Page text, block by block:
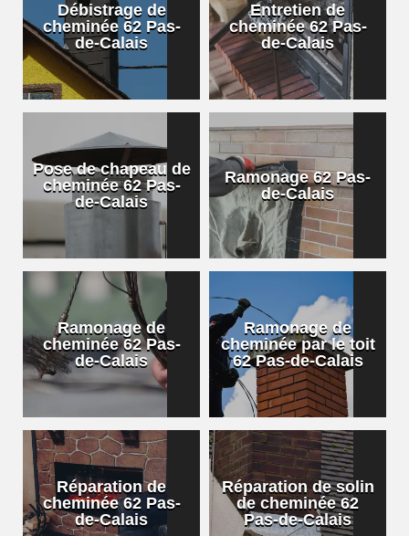
Débistrage de
cheminée 62 Pas-
de-Calais
Entretien de
cheminée 62 Pas-
de-Calais
Pose de chapeau de
cheminée 62 Pas-
de-Calais
Ramonage 62 Pas-
de-Calais
Ramonage de
cheminée 62 Pas-
de-Calais
Ramonage de
cheminée par le toit
62 Pas-de-Calais
Réparation de
cheminée 62 Pas-
de-Calais
Réparation de solin
de cheminée 62
Pas-de-Calais